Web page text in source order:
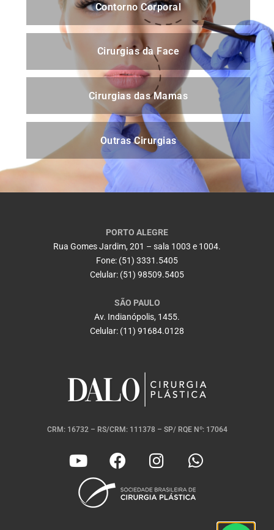
Contorno Corporal
Cirurgias da Face
Cirurgias das Mamas
Outras Cirurgias
PORTO ALEGRE
Rua Gomes Jardim, 201 – sala 1003 e 1004.
Fone: (51) 3331.5405
Celular: (51) 98509.5405
SÃO PAULO
Av. Indianópolis, 1455.
Celular: (11) 91684.0128
CRM: 16732 – RS/CRM: 111378 – SP/ RQE Nº: 17064